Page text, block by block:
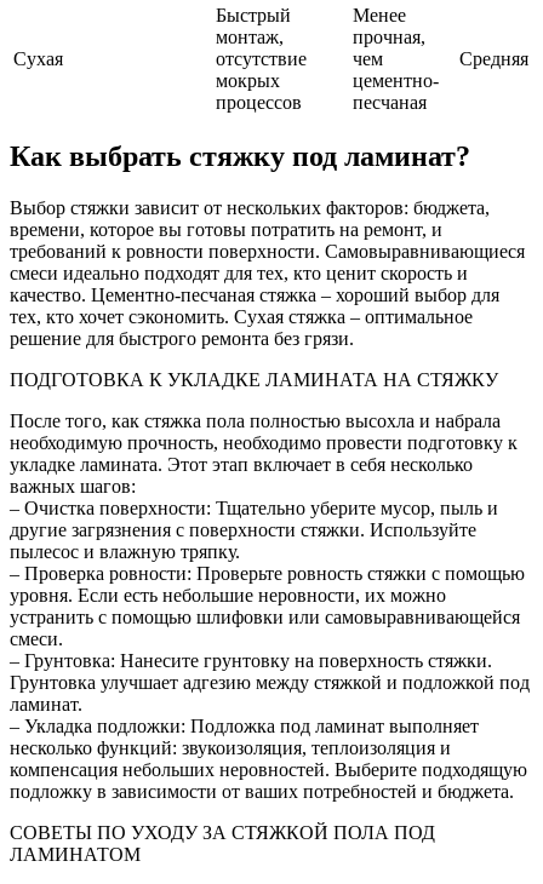
Сухая
Быстрый
монтаж,
отсутствие
мокрых
процессов
Менее
прочная,
чем
цементно-
песчаная
Средняя
Как выбрать стяжку под ламинат?
Выбор стяжки зависит от нескольких факторов: бюджета,
времени, которое вы готовы потратить на ремонт, и
требований к ровности поверхности. Самовыравнивающиеся
смеси идеально подходят для тех, кто ценит скорость и
качество. Цементно-песчаная стяжка – хороший выбор для
тех, кто хочет сэкономить. Сухая стяжка – оптимальное
решение для быстрого ремонта без грязи.
ПОДГОТОВКА К УКЛАДКЕ ЛАМИНАТА НА СТЯЖКУ
После того, как стяжка пола полностью высохла и набрала
необходимую прочность, необходимо провести подготовку к
укладке ламината. Этот этап включает в себя несколько
важных шагов:
– Очистка поверхности: Тщательно уберите мусор, пыль и
другие загрязнения с поверхности стяжки. Используйте
пылесос и влажную тряпку.
– Проверка ровности: Проверьте ровность стяжки с помощью
уровня. Если есть небольшие неровности, их можно
устранить с помощью шлифовки или самовыравнивающейся
смеси.
– Грунтовка: Нанесите грунтовку на поверхность стяжки.
Грунтовка улучшает адгезию между стяжкой и подложкой под
ламинат.
– Укладка подложки: Подложка под ламинат выполняет
несколько функций: звукоизоляция, теплоизоляция и
компенсация небольших неровностей. Выберите подходящую
подложку в зависимости от ваших потребностей и бюджета.
СОВЕТЫ ПО УХОДУ ЗА СТЯЖКОЙ ПОЛА ПОД
ЛАМИНАТОМ